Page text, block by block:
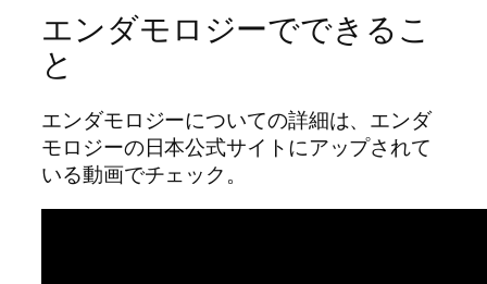
エンダモロジーでできるこ
と
エンダモロジーについての詳細は、エンダ
モロジーの日本公式サイトにアップされて
いる動画でチェック。